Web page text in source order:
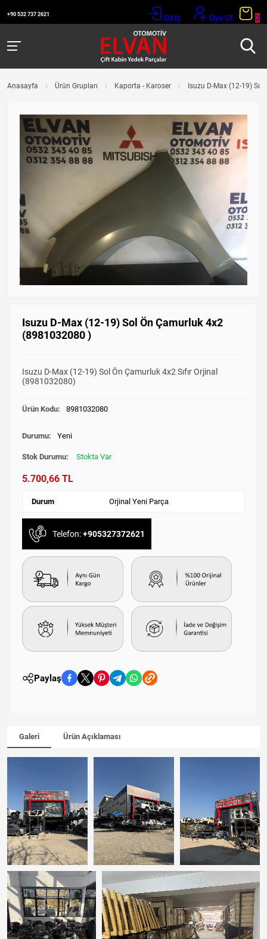
+90 532 737 2621 Giriş Üye Ol 0
Anasayfa Ürün Grupları Kaporta - Karoser Isuzu D-Max (12-19)
Isuzu D-Max (12-19) Sol Ön Çamurluk 4x2
(8981032080 )
Isuzu D-Max (12-19) Sol Ön Çamurluk 4x2 Sıfır Orjinal
(8981032080)
Ürün Kodu: 8981032080
Durumu: Yeni
Stok Durumu: Stokta Var
5.700,66 TL
Durum Orjinal Yeni Parça
Telefon:+905327372621
Paylaş
Galeri Ürün Açıklaması